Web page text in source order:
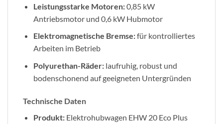
Leistungsstarke Motoren:0,85 kW
Antriebsmotor und 0,6 kW Hubmotor
Elektromagnetische Bremse:für kontrolliertes
Arbeiten im Betrieb
Polyurethan-Räder:laufruhig, robust und
bodenschonend auf geeigneten Untergründen
Technische Daten
Produkt:Elektrohubwagen EHW 20 Eco Plus